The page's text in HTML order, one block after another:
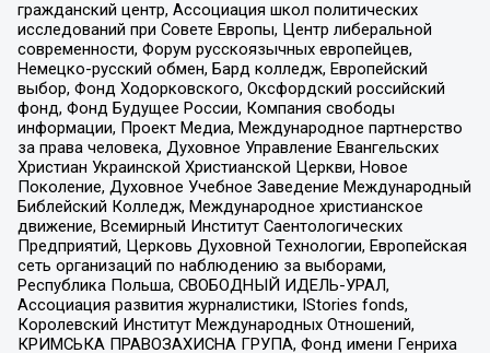
гражданский центр, Ассоциация школ политических
исследований при Совете Европы, Центр либеральной
современности, Форум русскоязычных европейцев,
Немецко-русский обмен, Бард колледж, Европейский
выбор, Фонд Ходорковского, Оксфордский российский
фонд, Фонд Будущее России, Компания свободы
информации, Проект Медиа, Международное партнерство
за права человека, Духовное Управление Евангельских
Христиан Украинской Христианской Церкви, Новое
Поколение, Духовное Учебное Заведение Международный
Библейский Колледж, Международное христианское
движение, Всемирный Институт Саентологических
Предприятий, Церковь Духовной Технологии, Европейская
сеть организаций по наблюдению за выборами,
Республика Польша, СВОБОДНЫЙ ИДЕЛЬ-УРАЛ,
Ассоциация развития журналистики, IStories fonds,
Королевский Институт Международных Отношений,
КРИМСЬКА ПРАВОЗАХИСНА ГРУПА, Фонд имени Генриха